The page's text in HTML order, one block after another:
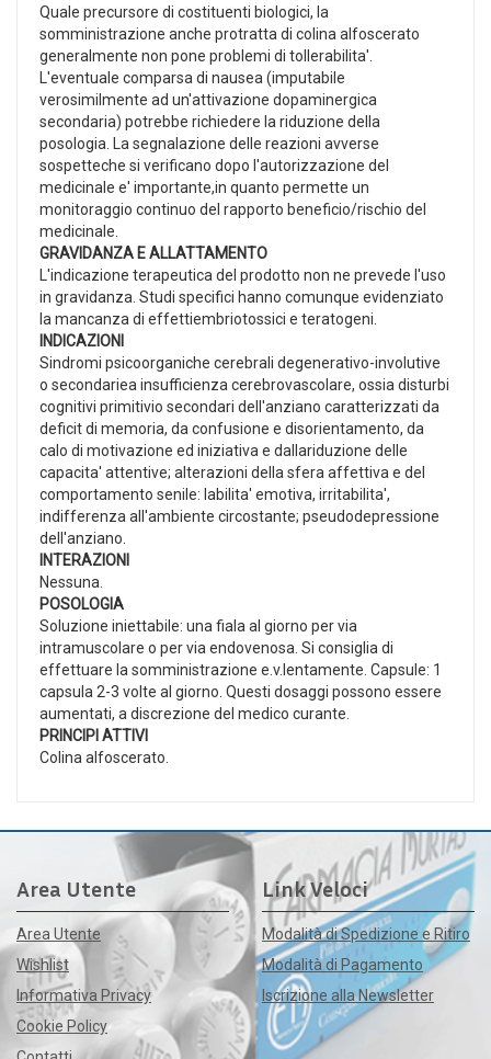
Quale precursore di costituenti biologici, la
somministrazione anche protratta di colina alfoscerato
generalmente non pone problemi di tollerabilita'.
L'eventuale comparsa di nausea (imputabile
verosimilmente ad un'attivazione dopaminergica
secondaria) potrebbe richiedere la riduzione della
posologia. La segnalazione delle reazioni avverse
sospetteche si verificano dopo l'autorizzazione del
medicinale e' importante,in quanto permette un
monitoraggio continuo del rapporto beneficio/rischio del
medicinale.
GRAVIDANZA E ALLATTAMENTO
L'indicazione terapeutica del prodotto non ne prevede l'uso
in gravidanza. Studi specifici hanno comunque evidenziato
la mancanza di effettiembriotossici e teratogeni.
INDICAZIONI
Sindromi psicoorganiche cerebrali degenerativo-involutive
o secondariea insufficienza cerebrovascolare, ossia disturbi
cognitivi primitivio secondari dell'anziano caratterizzati da
deficit di memoria, da confusione e disorientamento, da
calo di motivazione ed iniziativa e dallariduzione delle
capacita' attentive; alterazioni della sfera affettiva e del
comportamento senile: labilita' emotiva, irritabilita',
indifferenza all'ambiente circostante; pseudodepressione
dell'anziano.
INTERAZIONI
Nessuna.
POSOLOGIA
Soluzione iniettabile: una fiala al giorno per via
intramuscolare o per via endovenosa. Si consiglia di
effettuare la somministrazione e.v.lentamente. Capsule: 1
capsula 2-3 volte al giorno. Questi dosaggi possono essere
aumentati, a discrezione del medico curante.
PRINCIPI ATTIVI
Colina alfoscerato.
Area Utente
Area Utente
Wishlist
Informativa Privacy
Cookie Policy
Link Veloci
Modalità di Spedizione e Ritiro
Modalità di Pagamento
Iscrizione alla Newsletter